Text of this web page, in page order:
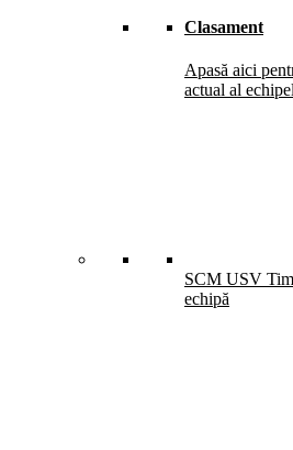
Clasament
Apasă aici
actual al
SCM USV
echipă